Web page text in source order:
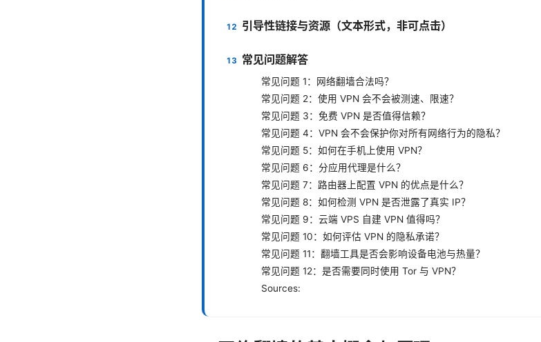
引导性链接与资源（文本形式，非可点击）
常见问题解答
常见问题 1：网络翻墙合法吗？
常见问题 2：使用 VPN 会不会被测速、限速？
常见问题 3：免费 VPN 是否值得信赖？
常见问题 4：VPN 会不会保护你对所有网络行为的隐私？
常见问题 5：如何在手机上使用 VPN？
常见问题 6：分应用代理是什么？
常见问题 7：路由器上配置 VPN 的优点是什么？
常见问题 8：如何检测 VPN 是否泄露了真实 IP？
常见问题 9：云端 VPS 自建 VPN 值得吗？
常见问题 10：如何评估 VPN 的隐私承诺？
常见问题 11：翻墙工具是否会影响设备电池与热量？
常见问题 12：是否需要同时使用 Tor 与 VPN？
Sources: